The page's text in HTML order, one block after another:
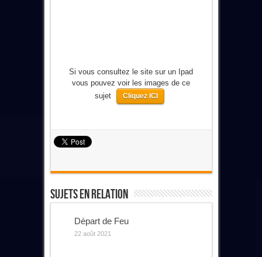
Si vous consultez le site sur un Ipad
vous pouvez voir les images de ce
sujet
Cliquez ICI
Sujets En Relation
Départ de Feu
22 août 2021